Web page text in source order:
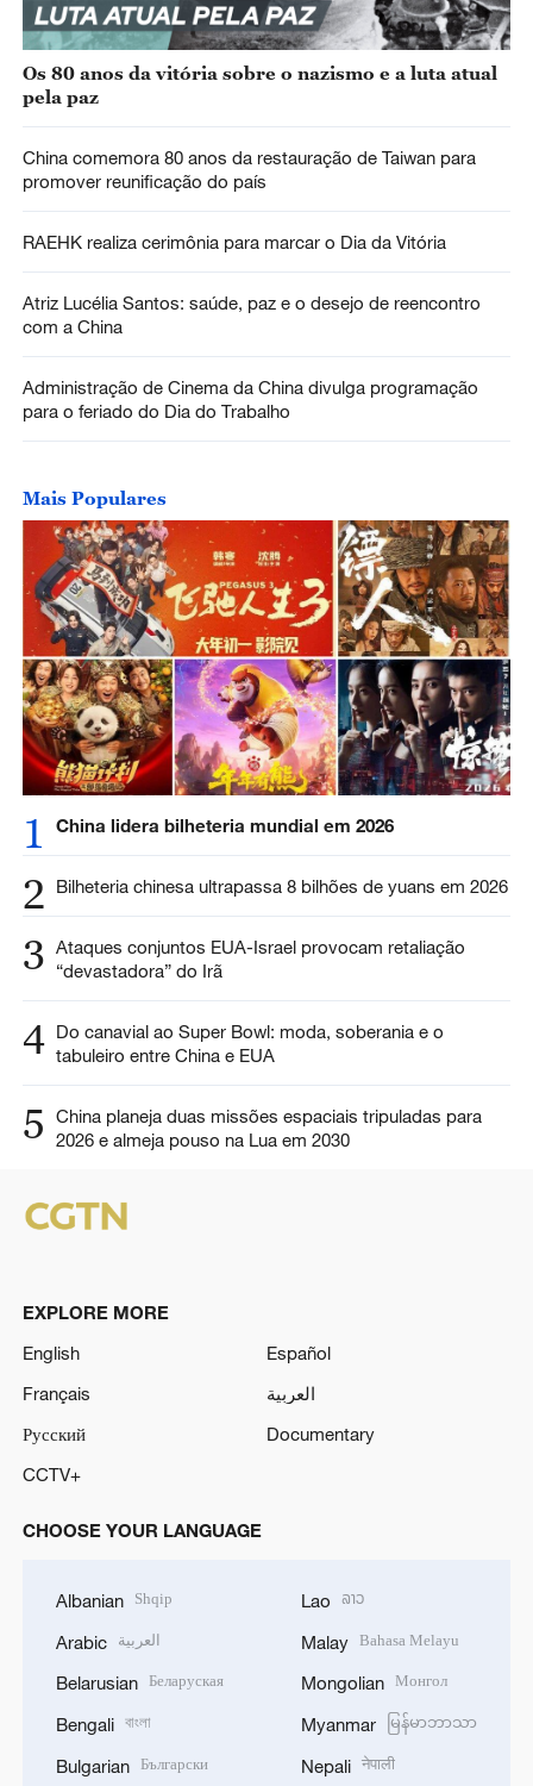
Os 80 anos da vitória sobre o nazismo e a luta atual
pela paz
China comemora 80 anos da restauração de Taiwan para
promover reunificação do país
RAEHK realiza cerimônia para marcar o Dia da Vitória
Atriz Lucélia Santos: saúde, paz e o desejo de reencontro
com a China
Administração de Cinema da China divulga programação
para o feriado do Dia do Trabalho
Mais Populares
1 China lidera bilheteria mundial em 2026
2 Bilheteria chinesa ultrapassa 8 bilhões de yuans em 2026
3 Ataques conjuntos EUA-Israel provocam retaliação
“devastadora” do Irã
4 Do canavial ao Super Bowl: moda, soberania e o
tabuleiro entre China e EUA
5
China planeja duas missões espaciais tripuladas para
2026 e almeja pouso na Lua em 2030
EXPLORE MORE
English
Español
Français
العربية
Русский
Documentary
CCTV+
CHOOSE YOUR LANGUAGE
Albanian Shqip
Arabic العربية
Belarusian Беларуская
Bengali বাংলা
Bulgarian Български
Lao ລາວ
Malay Bahasa Melayu
Mongolian Монгол
Myanmar မြန်မာဘာသာ
Nepali नेपाली